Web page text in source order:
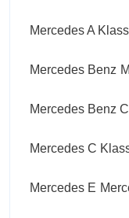
Mercedes A
Mercedes Benz
Mercedes Benz
Mercedes C
Mercedes E